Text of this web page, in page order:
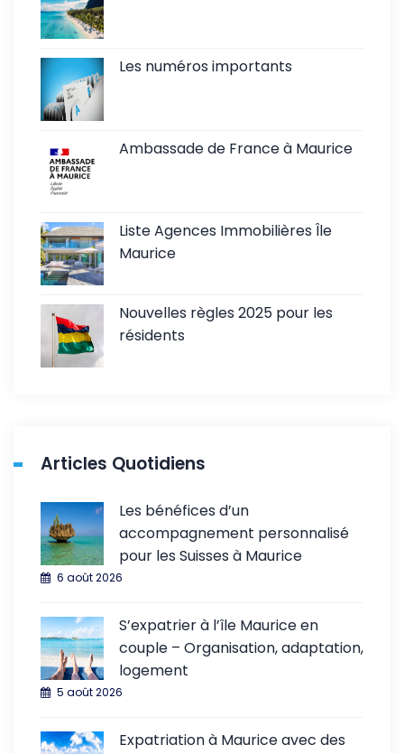
Les numéros importants
Ambassade de France à Maurice
Liste Agences Immobilières Île
Maurice
Nouvelles règles 2025 pour les
résidents
Articles Quotidiens
Les bénéfices d’un
accompagnement personnalisé
pour les Suisses à Maurice
6 août 2026
S’expatrier à l’île Maurice en
couple – Organisation, adaptation,
logement
5 août 2026
Expatriation à Maurice avec des